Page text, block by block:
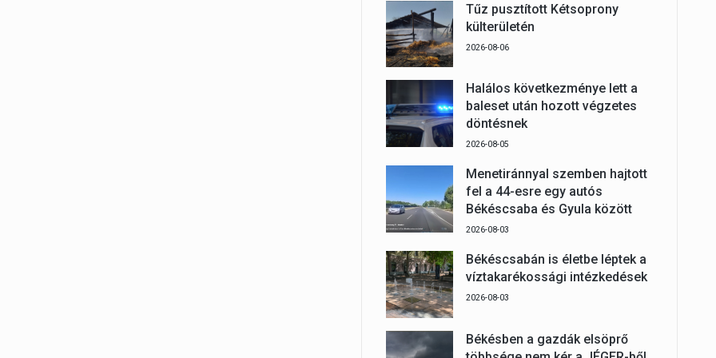
Tűz pusztított Kétsoprony
külterületén
2026-08-06
Halálos következménye lett a
baleset után hozott végzetes
döntésnek
2026-08-05
Menetiránnyal szemben hajtott
fel a 44-esre egy autós
Békéscsaba és Gyula között
2026-08-03
Békéscsabán is életbe léptek a
víztakarékossági intézkedések
2026-08-03
Békésben a gazdák elsöprő